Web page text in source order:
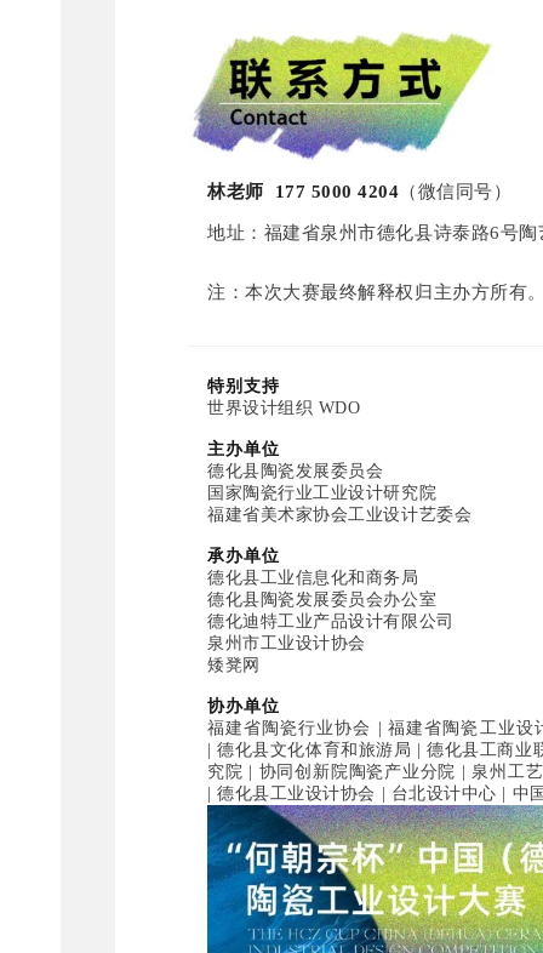
林老师 177 5000 4204 （微信同号）
地址：福建省泉州市德化县诗泰路6号
注：本次大赛最终解释权归主办方所有
特别支持
世界设计组织 WDO
主办单位
德化县陶瓷发展委员会
国家陶瓷行业工业设计研究院
福建省美术家协会工业设计艺委会
承办单位
德化县工业信息化和商务局
德化县陶瓷发展委员会办公室
德化迪特工业产品设计有限公司
泉州市工业设计协会
矮凳网
协办单位
福建省陶瓷行业协会 | 福建省陶瓷工业
| 德化县文化体育和旅游局 | 德化县工商
究院 | 协同创新院陶瓷产业分院 | 泉州工
| 德化县工业设计协会 | 台北设计中心 | 中